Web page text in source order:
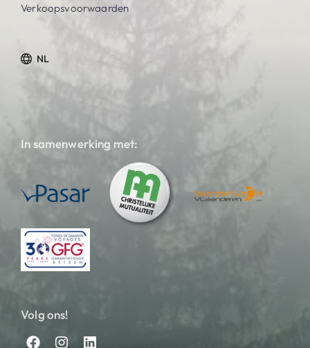
Verkoopsvoorwaarden
NL
In samenwerking met:
Volg ons!